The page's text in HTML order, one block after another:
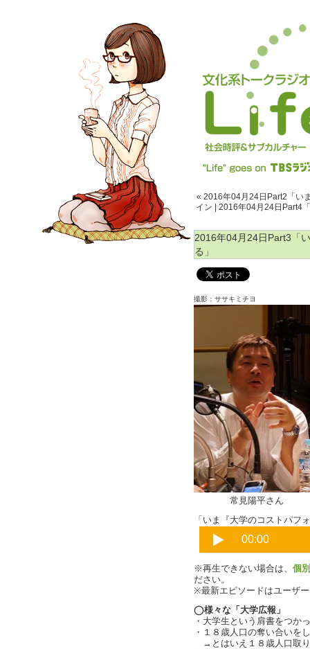
« 2016年04月24日Part2「い
イン
2016年04月24日Part4
2016年04月24日Part3「
る」
撮影：ササキミチヨ
常見陽平さん
「いま『大学のコストパフ
※再生できない場合は、 個
ださい。
※最新エピソードはユーザ
◯様々な「大学広報」
・大学生という肩書をつか
・１８歳人口の奪い合いを
→とはいえ１８歳人口取り